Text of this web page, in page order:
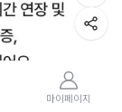
마이페이지